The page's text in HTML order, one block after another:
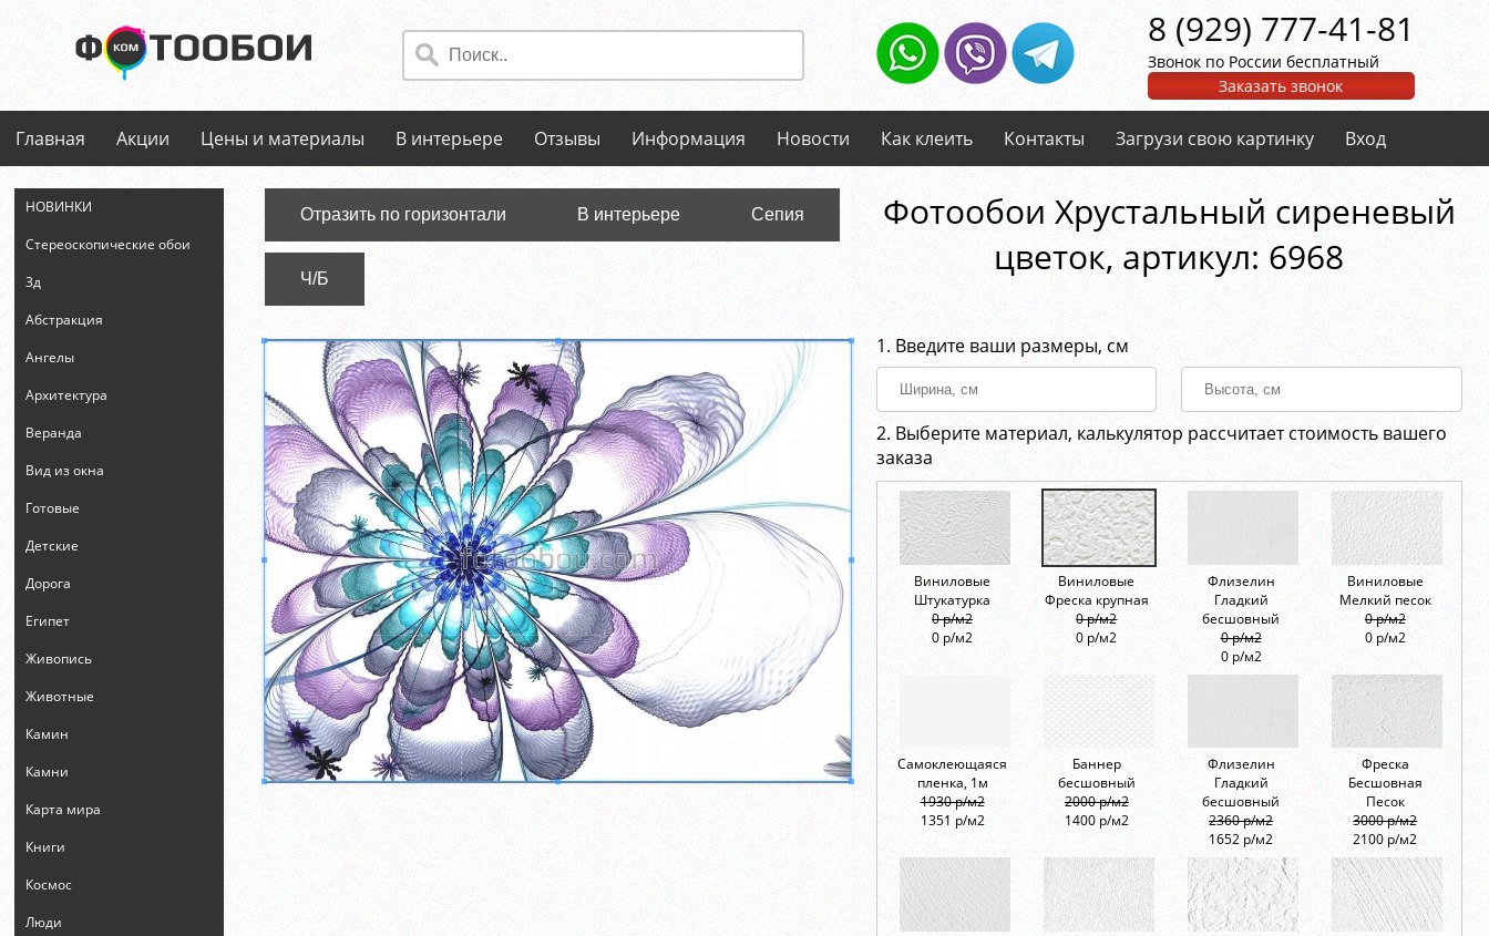
8 (929) 777-41-81
Звонок по России бесплатный
Заказать звонок
Главная Акции Цены и материалы В интерьере Отзывы Информация Новости Как клеить Контакты Загрузи свою картинку Вход
НОВИНКИ
Стереоскопические обои
3д
Абстракция
Ангелы
Архитектура
Веранда
Вид из окна
Готовые
Детские
Дорога
Египет
Живопись
Животные
Камин
Камни
Карта мира
Книги
Космос
Люди
Отразить по горизонтали В интерьере Сепия
Ч/Б
Фотообои Хрустальный сиреневый
цветок, aртикул: 6968
1. Введите ваши размеры, см
2. Выберите материал, калькулятор рассчитает стоимость вашего
заказа
Виниловые
Штукатурка
0 р/м2
0 р/м2
Виниловые
Фреска крупная
0 р/м2
0 р/м2
Флизелин
Гладкий
бесшовный
0 р/м2
0 р/м2
Виниловые
Мелкий песок
0 р/м2
0 р/м2
Самоклеющаяся
пленка, 1м
1930 р/м2
1351 р/м2
Баннер
бесшовный
2000 р/м2
1400 р/м2
Флизелин
Гладкий
бесшовный
2360 р/м2
1652 р/м2
Фреска
Бесшовная
Песок
3000 р/м2
2100 р/м2